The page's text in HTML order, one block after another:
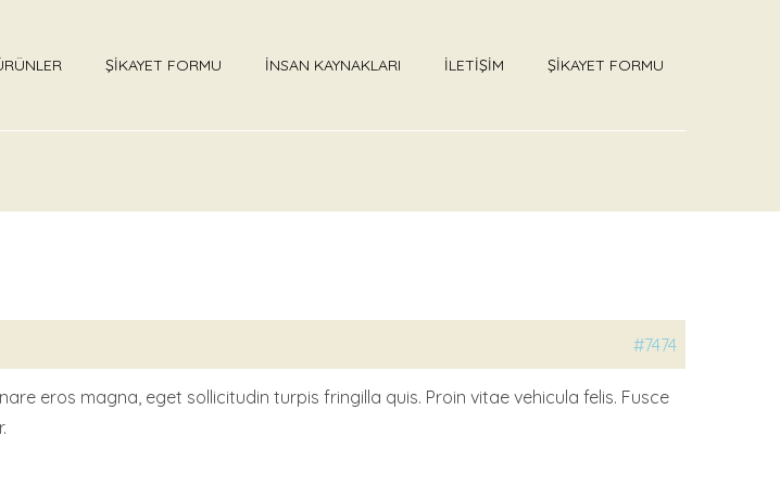
ŞİKAYET FORMU İNSAN KAYNAKLARI İLETİŞİM ŞİKAYET FORMU
#7474
eros magna, eget sollicitudin turpis fringilla quis. Proin vitae vehicula felis. Fusce